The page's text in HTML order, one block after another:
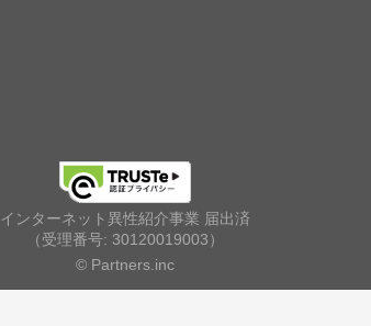
インターネット異性紹介事業 届出済
（受理番号: 30120019003）
© Partners.inc